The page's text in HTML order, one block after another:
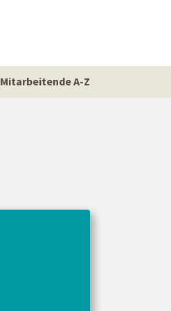
Mitarbeitende A-Z